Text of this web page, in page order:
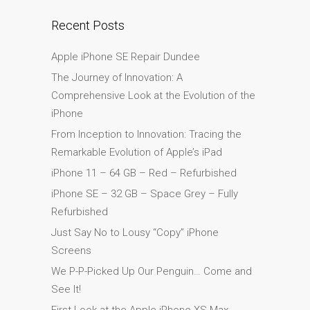
MacBook en Dundee –
Fuentes de alimentación
Cartel publicitario:
Mac aquí en Dundee
Contáctenos
Las reparaciones de la
serie Apple MacBook
MacBook, MacBook Pro,
Recent Posts
Apple iPhone SE Repair Dundee
The Journey of Innovation: A
Comprehensive Look at the Evolution of the
iPhone
From Inception to Innovation: Tracing the
Remarkable Evolution of Apple’s iPad
iPhone 11 – 64 GB – Red – Refurbished
iPhone SE – 32 GB – Space Grey – Fully
Refurbished
Just Say No to Lousy “Copy” iPhone
Screens
We P-P-Picked Up Our Penguin… Come and
See It!